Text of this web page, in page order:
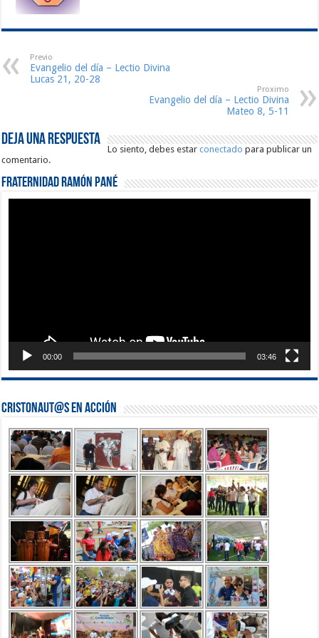
Previo
Evangelio del día – Lectio Divina
Lucas 21, 20-28
Proximo
Evangelio del día – Lectio Divina
Mateo 8, 5-11
Deja una respuesta
Lo siento, debes estarconectado para publicar un
comentario.
Fraternidad Ramón Pané
00:00 03:46
Cristonaut@s en Acción